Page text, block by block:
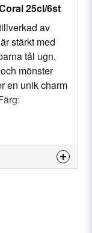
25cl/6st
av
stärkt med
tål ugn,
mönster
en unik charm